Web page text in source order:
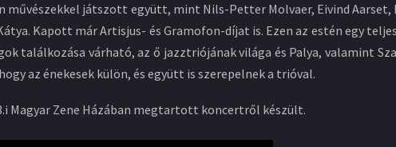
művészekkel játszott együtt, mint Nils-Petter Molvaer, Eivind Aarset,
Kapott már Artisjus- és Gramofon-díjat is. Ezen az estén egy
találkozása várható, az ő jazztriójának világa és Palya, valamint
az énekesek külön, és együtt is szerepelnek a trióval.
Magyar Zene Házában megtartott koncertről készült.